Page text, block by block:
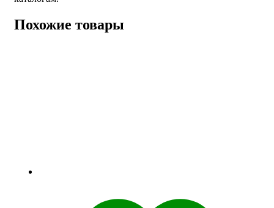
Похожие товары